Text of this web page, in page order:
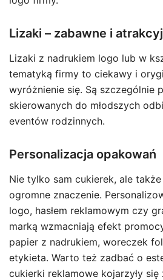
Lizaki – zabawne i
Lizaki z nadrukiem logo lub w
tematyką firmy to ciekawy i
wyróżnienie się. Są szczególnie
skierowanych do młodszych
eventów rodzinnych.
Personalizacja opakowań
Nie tylko sam cukierek, ale
ogromne znaczenie.
logo, hasłem reklamowym czy
marką wzmacniają efekt
papier z nadrukiem, woreczek
etykieta. Warto też zadbać o
cukierki reklamowe kojarzyły